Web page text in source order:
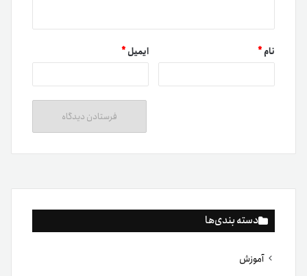
دسته بندی‌ها
آموزش
نام* ایمیل*